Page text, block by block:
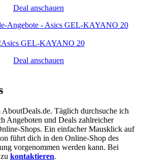
Deal anschauen
Angebote - Asics GEL-KAYANO 20
Deal anschauen
Täglich durchsuche ich
Angeboten und Deals zahlreicher
Shops. Ein einfacher Mausklick auf
führt dich in den Online-Shop des
vorgenommen werden kann. Bei
kontaktieren.